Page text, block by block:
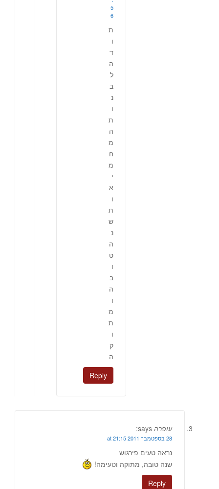
5
6
ת
ו
ד
ה
ל
ב
נ
ו
ת
ה
מ
ח
מ
י
א
ו
ת
ש
נ
ה
ט
ו
ב
ה
ו
מ
ת
ו
ק
ה
Reply
עופרה says:
28 בספטמבר 2011 at 21:15
נראה טעים פירגוש
שנה טובה, מתוקה וטעימה!
Reply